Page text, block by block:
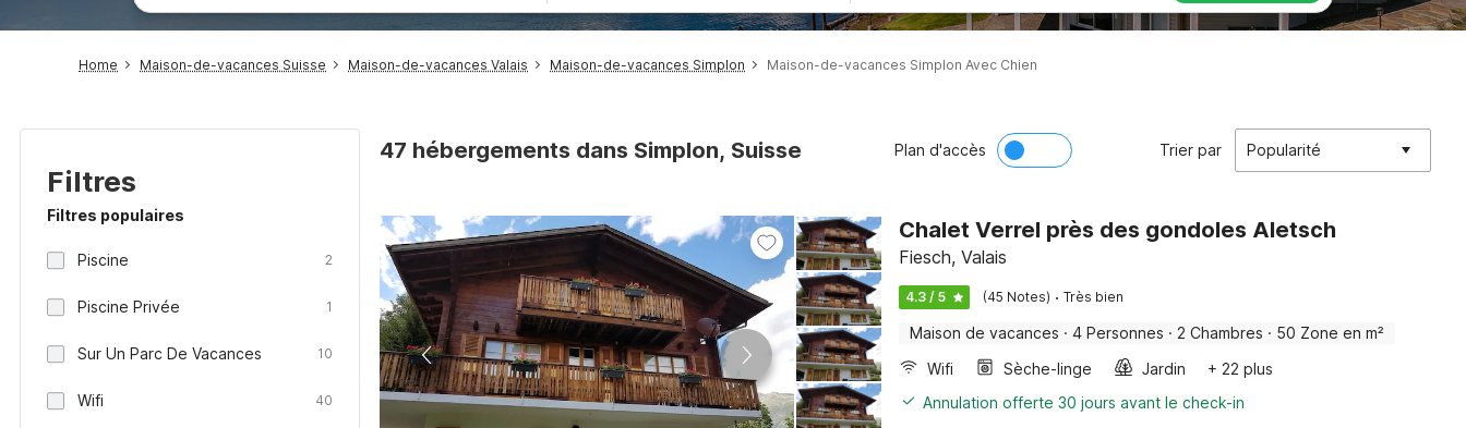
Home Maison-de-vacances Suisse Maison-de-vacances Valais Maison-de-vacances Simplon Maison-de-vacances Simplon Avec Chien
Filtres
Filtres populaires
Piscine 2
Piscine Privée 1
Sur Un Parc De Vacances 10
Wifi 40
47 hébergements dans Simplon, Suisse Plan d'accès Trier par Popularité
Chalet Verrel près des gondoles Aletsch
Fiesch, Valais
4.3 / 5 (45 Notes) · Très bien
Maison de vacances · 4 Personnes · 2 Chambres · 50 Zone en m²
Wifi
Sèche-linge Jardin
+ 22 plus
Annulation offerte 30 jours avant le check-in